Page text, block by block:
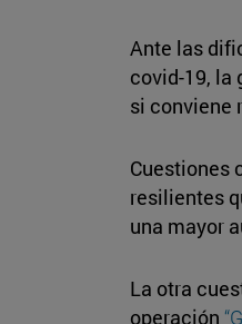
Ante las
covid-19, la
si conviene
Cuestiones
resilientes
una mayor
La otra
operación